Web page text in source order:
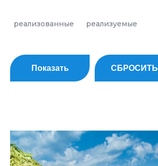
реализованные реализуемые
Показать СБРОСИТЬ